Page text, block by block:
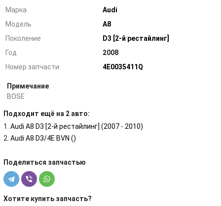
Марка
Audi
Модель
A8
Поколение
D3 [2-й рестайлинг]
Год
2008
Номер запчасти
4E0035411Q
Примечание
BOSE
Подходит ещё на 2 авто:
Audi A8 D3 [2-й рестайлинг] (2007 - 2010)
Audi A8 D3/4E BVN ()
Поделиться запчастью
Хотите купить запчасть?